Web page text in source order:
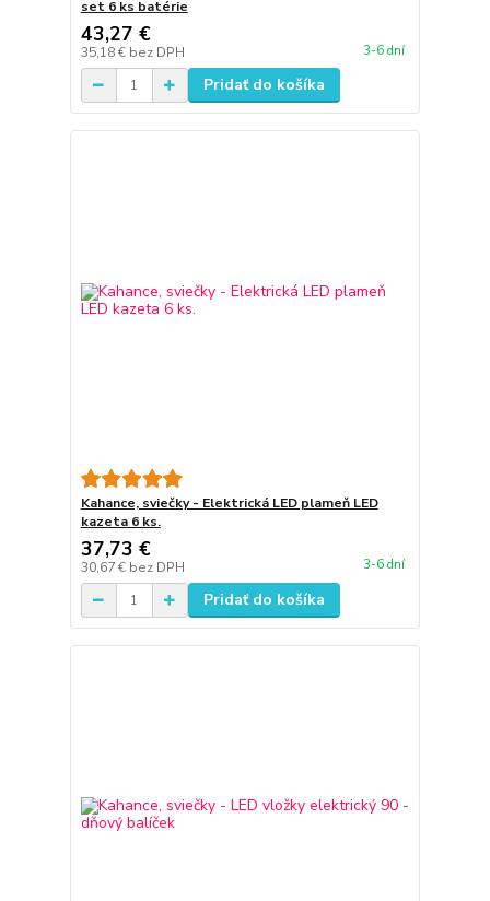
set 6 ks batérie
43,27 €
35,18 € bez DPH 3-6 dní
Pridať do košíka
Kahance, sviečky - Elektrická LED plameň LED
kazeta 6 ks.
37,73 €
30,67 € bez DPH 3-6 dní
Pridať do košíka